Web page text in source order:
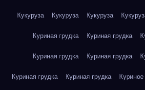
Кукуруза Кукуруза Кукуруза
Куриная грудка Куриная грудка
Куриная грудка Куриная грудка
Куриная грудка Куриная грудка